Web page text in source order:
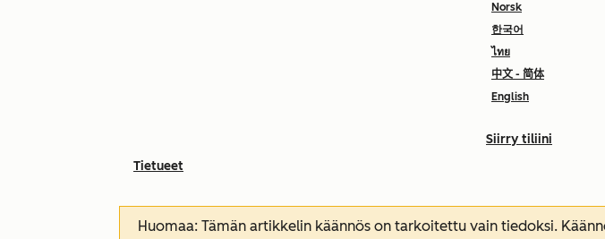
Norsk
한국어
ไทย
中文 - 简体
English
Siirry tiliini
Tietueet
Huomaa: Tämän artikkelin käännös on tarkoitettu vain tiedoksi.